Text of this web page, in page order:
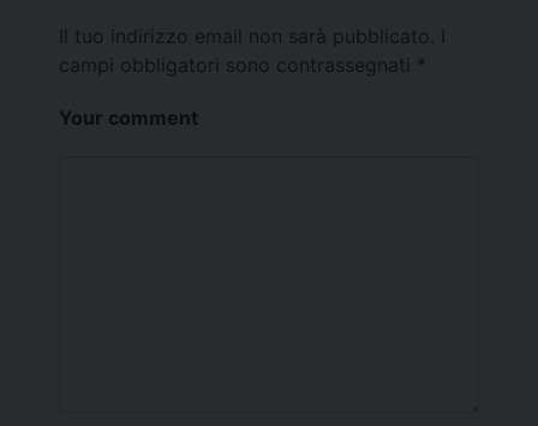
Il tuo indirizzo email non sarà pubblicato.
campi obbligatori sono contrassegnati *
Your comment